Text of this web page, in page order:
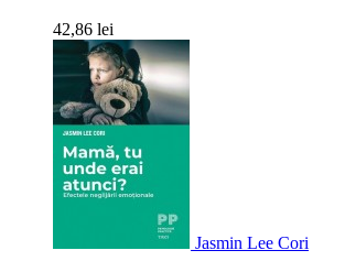
42,86 lei
Jasmin Lee Cori